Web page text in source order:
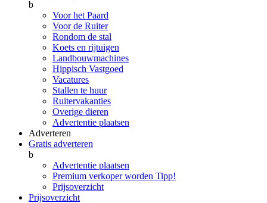
b
Voor het Paard
Voor de Ruiter
Rondom de stal
Koets en rijtuigen
Landbouwmachines
Hippisch Vastgoed
Vacatures
Stallen te huur
Ruitervakanties
Overige dieren
Advertentie plaatsen
Adverteren
Gratis adverteren
b
Advertentie plaatsen
Premium verkoper worden Tipp!
Prijsoverzicht
Prijsoverzicht